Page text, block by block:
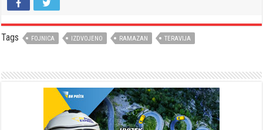
Tags FOJNICA IZDVOJENO RAMAZAN TERAVIJA